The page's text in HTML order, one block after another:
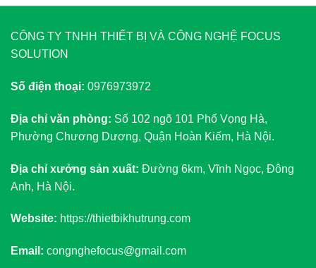
CÔNG TY TNHH THIẾT BỊ VÀ CÔNG NGHỆ FOCUS
SOLUTION
Số điện thoại: 0976973972
Địa chỉ văn phòng: Số 102 ngõ 101 Phố Vọng Hà,
Phường Chương Dương, Quận Hoàn Kiếm, Hà Nội.
Địa chỉ xưởng sản xuất: Đường 6km, Vĩnh Ngọc, Đông
Anh, Hà Nội.
Website: https://thietbikhutrung.com
Email: congnghefocus@gmail.com